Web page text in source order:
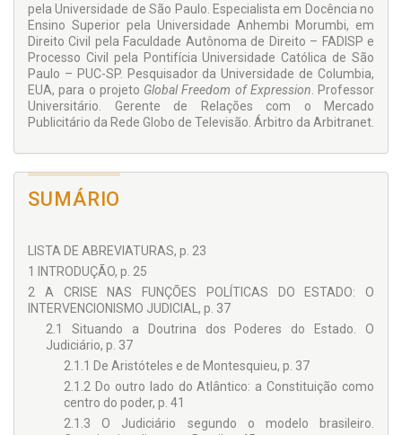
Biblioteca de Filosofia, Sociologia e Teoria do Direito
O Brasil, como país periférico no sistema social global,
atravessa conturbado sob o âmago editorial, em que o
tecnicismo-dogmático de baixa consistência teórica e o
pragmatismo-imediatista desenfreado assentam-se como
principais atores do neocapitalismo, a materializar-se no
contexto do mercado editorial, numa avalanche de
do que atender a uma demanda de informação resumida.
Sem menoscabo a esse público, a Juruá Editora e o
Coordenador desta Coleção – o Prof. Fernando Rister de
cunhar espaço nesse mercado para trabalhos de
verticalidade cognitiva, num diálogo com as disciplinas
propedêuticas do Direito. Para tal mister, além de coragem,
ousadia e forte sentimento de compromisso social,
reclamou-se de guarida de um grupo seleto de intelectuais,
que, prontamente, aceitaram formar o Conselho Editorial
desta Biblioteca, cada qual, é verdade, com sua característica
teórica, porém, todos ligados sob uma só família: “a pesquisa
jurídica”!
pela Universidade de São Paulo. Especialista em Docência no
Ensino Superior pela Universidade Anhembi Morumbi, em
Direito Civil pela Faculdade Autônoma de Direito – FADISP e
Processo Civil pela Pontifícia Universidade Católica de São
Paulo – PUC-SP. Pesquisador da Universidade de Columbia,
EUA, para o projeto Global Freedom of Expression. Professor
Universitário. Gerente de Relações com o Mercado
Publicitário da Rede Globo de Televisão. Árbitro da Arbitranet.
SUMÁRIO
LISTA DE ABREVIATURAS, p. 23
1 INTRODUÇÃO, p. 25
2 A CRISE NAS FUNÇÕES POLÍTICAS DO ESTADO: O
INTERVENCIONISMO JUDICIAL, p. 37
2.1 Situando a Doutrina dos Poderes do Estado. O
Judiciário, p. 37
2.1.1 De Aristóteles e de Montesquieu, p. 37
2.1.2 Do outro lado do Atlântico: a Constituição como
centro do poder, p. 41
2.1.3 O Judiciário segundo o modelo brasileiro.